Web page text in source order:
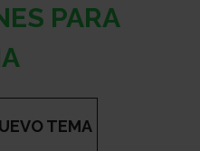
PARA
TEMA